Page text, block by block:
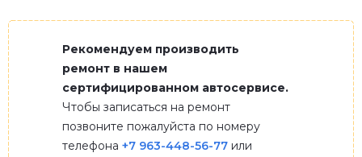
Рекомендуем производить
ремонт в нашем
сертифицированном автосервисе.
Чтобы записаться на ремонт
позвоните пожалуйста по номеру
телефона +7 963-448-56-77 или